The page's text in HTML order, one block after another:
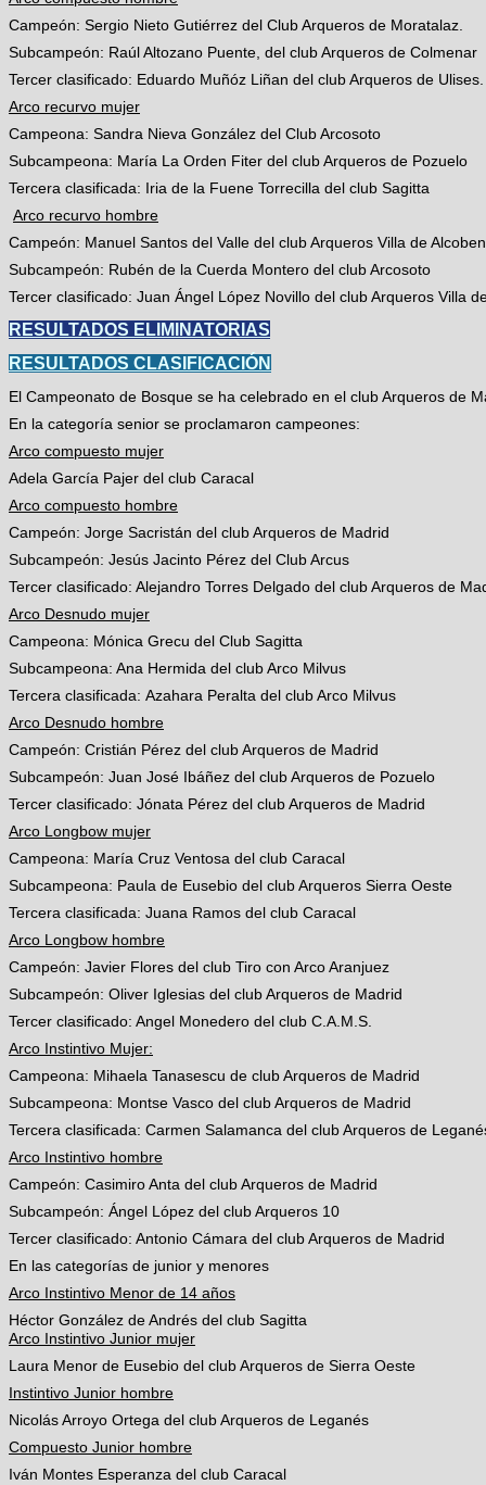
Campeón: Sergio Nieto Gutiérrez del Club Arqueros de Moratalaz.
Subcampeón: Raúl Altozano Puente, del club Arqueros de Colmenar
Tercer clasificado: Eduardo Muñóz Liñan del club Arqueros de Ulises.
Arco recurvo mujer
Campeona: Sandra Nieva González del Club Arcosoto
Subcampeona: María La Orden Fiter del club Arqueros de Pozuelo
Tercera clasificada: Iria de la Fuene Torrecilla del club Sagitta
Arco recurvo hombre
Campeón: Manuel Santos del Valle del club Arqueros Villa de
Subcampeón: Rubén de la Cuerda Montero del club Arcosoto
Tercer clasificado: Juan Ángel López Novillo del club Arqueros Villa
RESULTADOS ELIMINATORIAS
RESULTADOS CLASIFICACIÓN
El Campeonato de Bosque se ha celebrado en el club Arqueros de
En la categoría senior se proclamaron campeones:
Arco compuesto mujer
Adela García Pajer del club Caracal
Arco compuesto hombre
Campeón: Jorge Sacristán del club Arqueros de Madrid
Subcampeón: Jesús Jacinto Pérez del Club Arcus
Tercer clasificado: Alejandro Torres Delgado del club Arqueros de
Arco Desnudo mujer
Campeona: Mónica Grecu del Club Sagitta
Subcampeona: Ana Hermida del club Arco Milvus
Tercera clasificada: Azahara Peralta del club Arco Milvus
Arco Desnudo hombre
Campeón: Cristián Pérez del club Arqueros de Madrid
Subcampeón: Juan José Ibáñez del club Arqueros de Pozuelo
Tercer clasificado: Jónata Pérez del club Arqueros de Madrid
Arco Longbow mujer
Campeona: María Cruz Ventosa del club Caracal
Subcampeona: Paula de Eusebio del club Arqueros Sierra Oeste
Tercera clasificada: Juana Ramos del club Caracal
Arco Longbow hombre
Campeón: Javier Flores del club Tiro con Arco Aranjuez
Subcampeón: Oliver Iglesias del club Arqueros de Madrid
Tercer clasificado: Angel Monedero del club C.A.M.S.
Arco Instintivo Mujer:
Campeona: Mihaela Tanasescu de club Arqueros de Madrid
Subcampeona: Montse Vasco del club Arqueros de Madrid
Tercera clasificada: Carmen Salamanca del club Arqueros de
Arco Instintivo hombre
Campeón: Casimiro Anta del club Arqueros de Madrid
Subcampeón: Ángel López del club Arqueros 10
Tercer clasificado: Antonio Cámara del club Arqueros de Madrid
En las categorías de junior y menores
Arco Instintivo Menor de 14 años
Héctor González de Andrés del club Sagitta
Arco Instintivo Junior mujer
Laura Menor de Eusebio del club Arqueros de Sierra Oeste
Instintivo Junior hombre
Nicolás Arroyo Ortega del club Arqueros de Leganés
Compuesto Junior hombre
Iván Montes Esperanza del club Caracal